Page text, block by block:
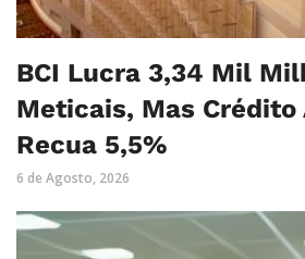
BCI Lucra 3,34 Mil
Meticais, Mas Crédito
Recua 5,5%
6 de Agosto, 2026